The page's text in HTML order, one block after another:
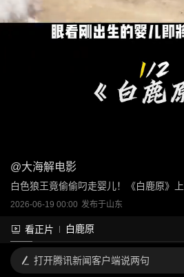
@大海解电影
白色狼王竟偷偷叼走婴儿！《白鹿原》上
2026-06-19 00:00 发布于山东
看正片 白鹿原
打开腾讯新闻客户端说两句